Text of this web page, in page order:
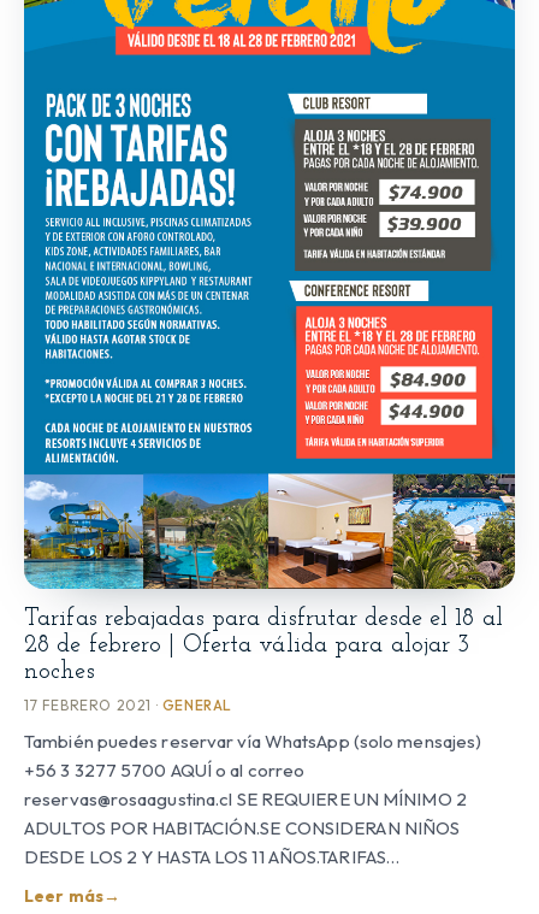
Tarifas rebajadas para disfrutar desde el 18 al
28 de febrero | Oferta válida para alojar 3
noches
17 FEBRERO 2021 · GENERAL
También puedes reservar vía WhatsApp (solo mensajes)
+56 3 3277 5700 AQUÍ o al correo
reservas@rosaagustina.cl SE REQUIERE UN MÍNIMO 2
ADULTOS POR HABITACIÓN.SE CONSIDERAN NIÑOS
DESDE LOS 2 Y HASTA LOS 11 AÑOS.TARIFAS…
Leer más→